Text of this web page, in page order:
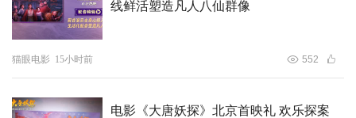
与现实不断缠绕，爱恨情仇交织、贪念与狠戾齐发，让观众
在情绪爆点中感受视觉神经的冲击。观众循着影片爱情、喜
线鲜活塑造凡人八仙群像
猫眼电影 15小时前 552
电影《大唐妖探》北京首映礼 欢乐探案